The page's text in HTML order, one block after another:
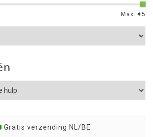
Max: €5
Gratis verzending NL/BE